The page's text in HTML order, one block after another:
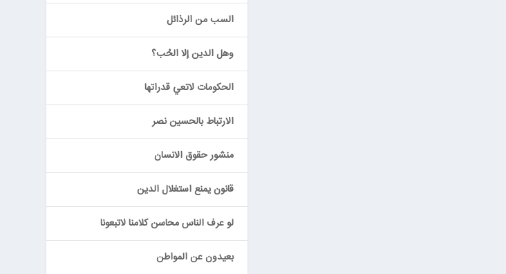
السب من الرذائل
وهل الدين إلا الحُب؟
الحكومات لاتعي قدراتها
الارتباط بالحسين نصر
منشور حقوق الانسان
قانون يمنع استغلال الدين
لو عرف الناس محاسن كلامنا لاتبعونا
بعيدون عن المواطن